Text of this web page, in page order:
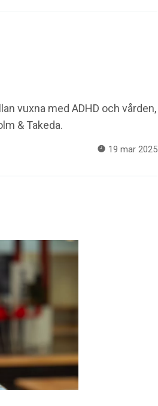
vuxna med ADHD och vården,
& Takeda.
19 mar 2025